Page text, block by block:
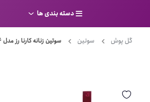
دسته بندی ها
سوتین گل پوش سوتین سوتین زنانه کارنا رز مدل 3344